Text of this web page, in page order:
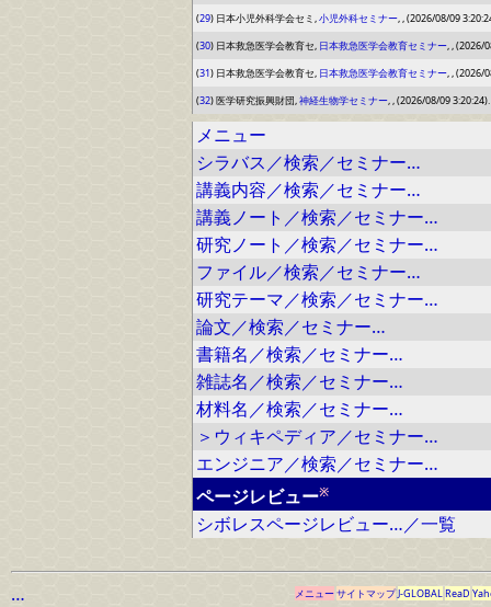
(29) 日本小児外科学会セミ,小児外科セミナー, , (2026/08/09
(30) 日本救急医学会教育セ, 日本救急医学会教育セミナー, , (2026/
(31) 日本救急医学会教育セ, 日本救急医学会教育セミナー, , (2026/
(32) 医学研究振興財団,神経生物学セミナー, , (2026/08/09 3:20:24).
メニュー
シラバス／検索／セミナー…
講義内容／検索／セミナー…
講義ノート／検索／セミナー…
研究ノート／検索／セミナー…
ファイル／検索／セミナー…
研究テーマ／検索／セミナー…
論文／検索／セミナー…
書籍名／検索／セミナー…
雑誌名／検索／セミナー…
材料名／検索／セミナー…
＞ウィキペディア／セミナー…
エンジニア／検索／セミナー…
ページレビュー※
シボレスページレビュー…／一覧
… メニューサイトマップJ-GLOBALReaD